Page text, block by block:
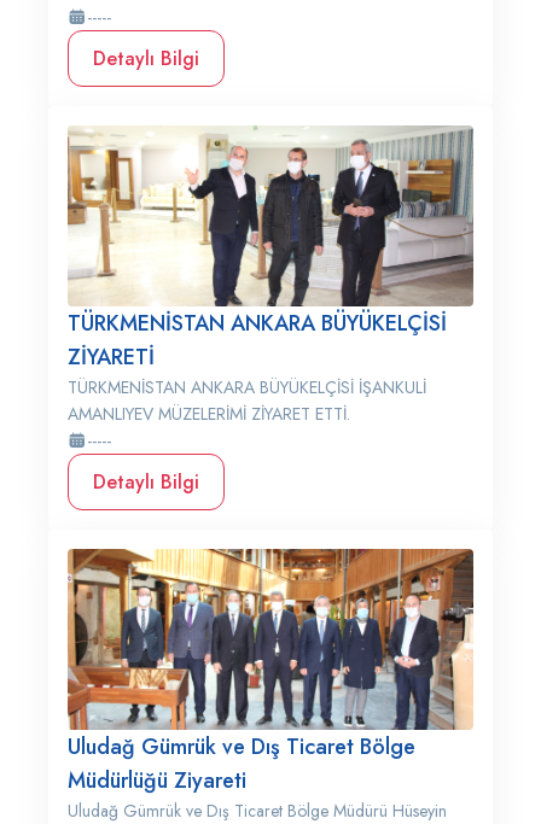
-----
Detaylı Bilgi
TÜRKMENİSTAN ANKARA BÜYÜKELÇİSİ
ZİYARETİ
TÜRKMENİSTAN ANKARA BÜYÜKELÇİSİ İŞANKULİ
AMANLIYEV MÜZELERİMİ ZİYARET ETTİ.
-----
Detaylı Bilgi
Uludağ Gümrük ve Dış Ticaret Bölge
Müdürlüğü Ziyareti
Uludağ Gümrük ve Dış Ticaret Bölge Müdürü Hüseyin